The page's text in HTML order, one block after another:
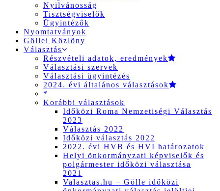
Nyilvánosság
Tisztségviselők
Ügyintézők
Nyomtatványok
Göllei Közlöny
Választás
Részvételi adatok, eredmények
Választási szervek
Választási ügyintézés
2024. évi általános választások
*
Korábbi választások
Időközi Roma Nemzetiségi Választás
2023
Választás 2022
Időközi választás 2022
2022. évi HVB és HVI határozatok
Helyi önkormányzati képviselők és
polgármester időközi választása
2021
Valasztas.hu – Gölle időközi